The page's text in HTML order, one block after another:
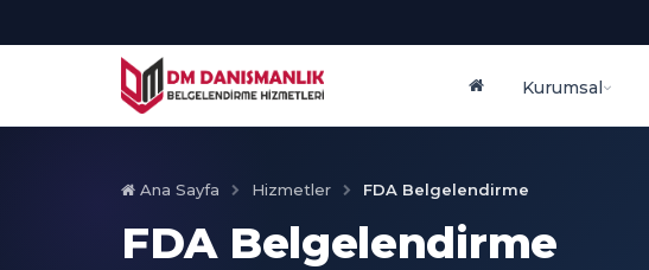
Kurumsal
Ana Sayfa Hizmetler FDA Belgelendirme
FDA Belgelendirme